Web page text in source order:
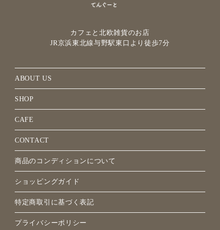
カフェと北欧雑貨のお店
JR京浜東北線与野駅東口より徒歩7分
ABOUT US
SHOP
CAFE
CONTACT
商品のコンディションについて
ショッピングガイド
特定商取引に基づく表記
プライバシーポリシー